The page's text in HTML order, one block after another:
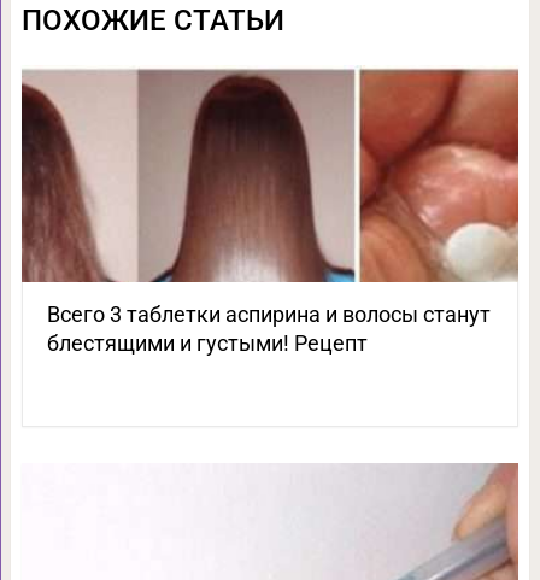
ПОХОЖИЕ СТАТЬИ
Всего 3 таблетки аспирина и волосы станут
блестящими и густыми! Рецепт